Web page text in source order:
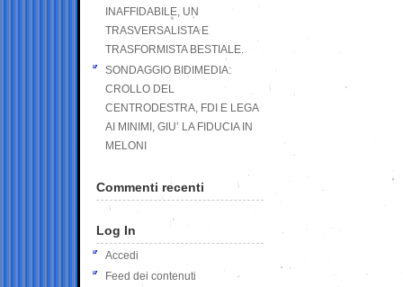
INAFFIDABILE, UN
TRASVERSALISTA E
TRASFORMISTA BESTIALE.
SONDAGGIO BIDIMEDIA:
CROLLO DEL
CENTRODESTRA, FDI E LEGA
AI MINIMI, GIU’ LA FIDUCIA IN
MELONI
Commenti recenti
Log In
Accedi
Feed dei contenuti